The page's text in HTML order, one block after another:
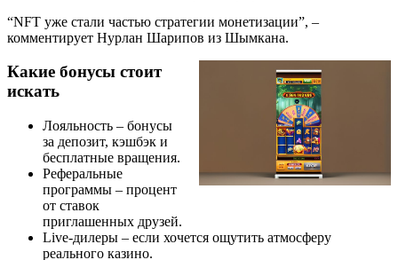
“NFT уже стали частью стратегии монетизации”, –
комментирует Нурлан Шарипов из Шымкана.
Какие бонусы стоит
искать
Лояльность – бонусы
за депозит, кэшбэк и
бесплатные вращения.
Реферальные
программы – процент
от ставок
приглашенных друзей.
Live‑дилеры – если хочется ощутить атмосферу
реального казино.